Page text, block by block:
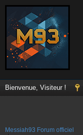
Bienvenue, Visiteur !
Messiah93 Forum officiel